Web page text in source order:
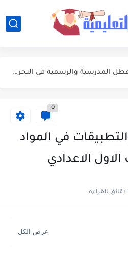
أفضل النصائح لإدارة ميزانية الأسرة عند شراء مستلزمات المدرسة
مواعيد العطل المدرسية والرسمية في البحرين خلال العام الدراسي 2026-2027
مواعيد بداية ونهاية الفصول الدراسية في البحرين للعام الدراسي 2026-2027
0
في المواد
الاعدادي